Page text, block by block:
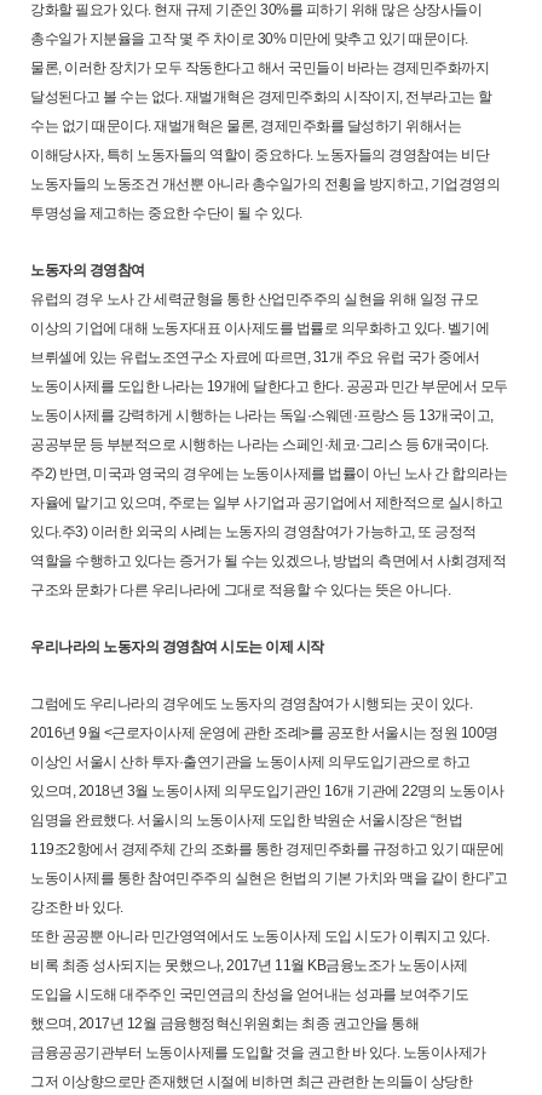
강화할 필요가 있다. 현재 규제 기준인 30%를 피하기 위해 많은 상장사들이
총수일가 지분율을 고작 몇 주 차이로 30% 미만에 맞추고 있기 때문이다.
물론, 이러한 장치가 모두 작동한다고 해서 국민들이 바라는 경제민주화까지
달성된다고 볼 수는 없다. 재벌개혁은 경제민주화의 시작이지, 전부라고는 할
수는 없기 때문이다. 재벌개혁은 물론, 경제민주화를 달성하기 위해서는
이해당사자, 특히 노동자들의 역할이 중요하다. 노동자들의 경영참여는 비단
노동자들의 노동조건 개선뿐 아니라 총수일가의 전횡을 방지하고, 기업경영의
투명성을 제고하는 중요한 수단이 될 수 있다.
노동자의 경영참여
유럽의 경우 노사 간 세력균형을 통한 산업민주주의 실현을 위해 일정 규모
이상의 기업에 대해 노동자대표 이사제도를 법률로 의무화하고 있다. 벨기에
브뤼셀에 있는 유럽노조연구소 자료에 따르면, 31개 주요 유럽 국가 중에서
노동이사제를 도입한 나라는 19개에 달한다고 한다. 공공과 민간 부문에서 모두
노동이사제를 강력하게 시행하는 나라는 독일·스웨덴·프랑스 등 13개국이고,
공공부문 등 부분적으로 시행하는 나라는 스페인·체코·그리스 등 6개국이다.
주2) 반면, 미국과 영국의 경우에는 노동이사제를 법률이 아닌 노사 간 합의라는
자율에 맡기고 있으며, 주로는 일부 사기업과 공기업에서 제한적으로 실시하고
있다.주3) 이러한 외국의 사례는 노동자의 경영참여가 가능하고, 또 긍정적
역할을 수행하고 있다는 증거가 될 수는 있겠으나, 방법의 측면에서 사회경제적
구조와 문화가 다른 우리나라에 그대로 적용할 수 있다는 뜻은 아니다.
우리나라의 노동자의 경영참여 시도는 이제 시작
그럼에도 우리나라의 경우에도 노동자의 경영참여가 시행되는 곳이 있다.
2016년 9월 <근로자이사제 운영에 관한 조례>를 공포한 서울시는 정원 100명
이상인 서울시 산하 투자·출연기관을 노동이사제 의무도입기관으로 하고
있으며, 2018년 3월 노동이사제 의무도입기관인 16개 기관에 22명의 노동이사
임명을 완료했다. 서울시의 노동이사제 도입한 박원순 서울시장은 “헌법
119조2항에서 경제주체 간의 조화를 통한 경제민주화를 규정하고 있기 때문에
노동이사제를 통한 참여민주주의 실현은 헌법의 기본 가치와 맥을 같이 한다”고
강조한 바 있다.
또한 공공뿐 아니라 민간영역에서도 노동이사제 도입 시도가 이뤄지고 있다.
비록 최종 성사되지는 못했으나, 2017년 11월 KB금융노조가 노동이사제
도입을 시도해 대주주인 국민연금의 찬성을 얻어내는 성과를 보여주기도
했으며, 2017년 12월 금융행정혁신위원회는 최종 권고안을 통해
금융공공기관부터 노동이사제를 도입할 것을 권고한 바 있다. 노동이사제가
그저 이상향으로만 존재했던 시절에 비하면 최근 관련한 논의들이 상당한